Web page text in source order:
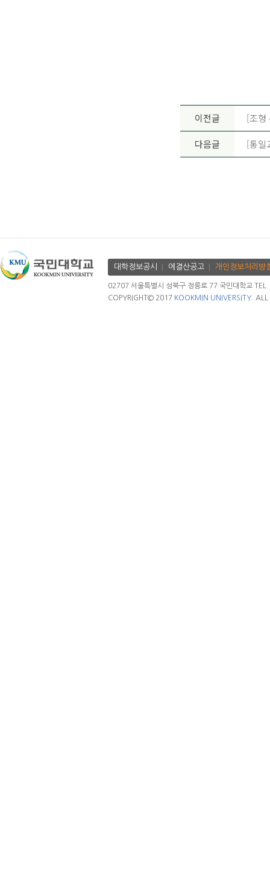
이전글 [조형
다음글 [통일
대학정보공시 에결산공고 개인정보처리방
02707 서울특별시 성북구 정릉로 77 국민대학교
COPYRIGHT© 2017 KOOKMIN UNIVERSITY. ALL